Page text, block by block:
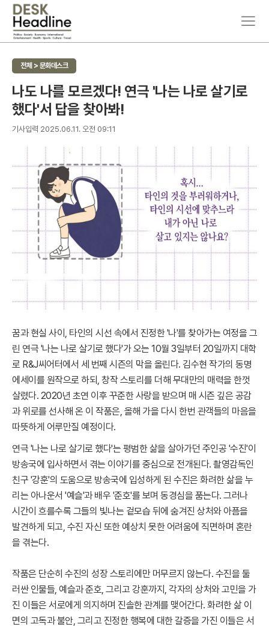
뉴
스
주
전체 > 문화데스크
나도 나를 모르겠다! 연극 '나는 나로 살기로
했다'서 답을 찾아봐!
기사입력 2025.06.11. 오전 09:11
꿈과 현실 사이, 타인의 시선 속에서 진정한 '나'를 찾아가는 여정을 그
린 연극 '나는 나로 살기로 했다'가 오는 10월 3일부터 20일까지 대학
로 R&J씨어터에서 세 번째 시즌의 막을 올린다. 김수현 작가의 동명
에세이를 원작으로 하되, 창작 스토리를 더해 무대만의 매력을 한껏
살렸다. 2020년 초연 이후 꾸준한 사랑을 받으며 매 시즌 깊은 공감
과 위로를 선사해 온 이 작품은, 올해 가을 다시 한번 관객들의 마음을
따뜻하게 어루만질 예정이다.
연극 '나는 나로 살기로 했다'는 평범한 삶을 살아가던 주인공 '수진'이
방송국에 입사하면서 겪는 이야기를 중심으로 전개된다. 촬영감독인
친구 '강훈'의 도움으로 방송국에 입성하게 된 수진은 화려한 삶을 누
리는 아나운서 '예슬'과 배우 '준호'를 보며 동경심을 품는다. 그러나
시간이 흐를수록 그들의 빛나는 겉모습 뒤에 숨겨진 상처와 아픔을
발견하게 되고, 수진 자신 또한 예상치 못한 어려움에 직면하며 혼란
을 겪는다.
작품은 단순히 수진의 성장 스토리에만 머무르지 않는다. 수진을 둘
러싼 인물들, 예슬과 준호, 그리고 강훈까지, 각자의 상처와 고민을 가
진 이들은 서로에게 의지하며 진솔한 관계를 맺어간다. 화려한 삶 이
면의 고독과 불안, 그리고 진정한 행복에 대한 갈증을 가진 이들은 서